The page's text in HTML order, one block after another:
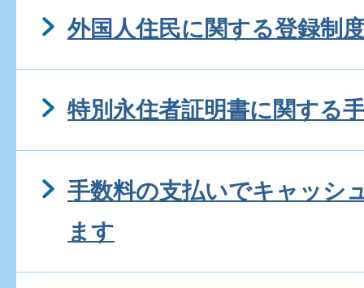
外国人住民に関する登録制
特別永住者証明書に関する
手数料の支払いでキャッシ
ます